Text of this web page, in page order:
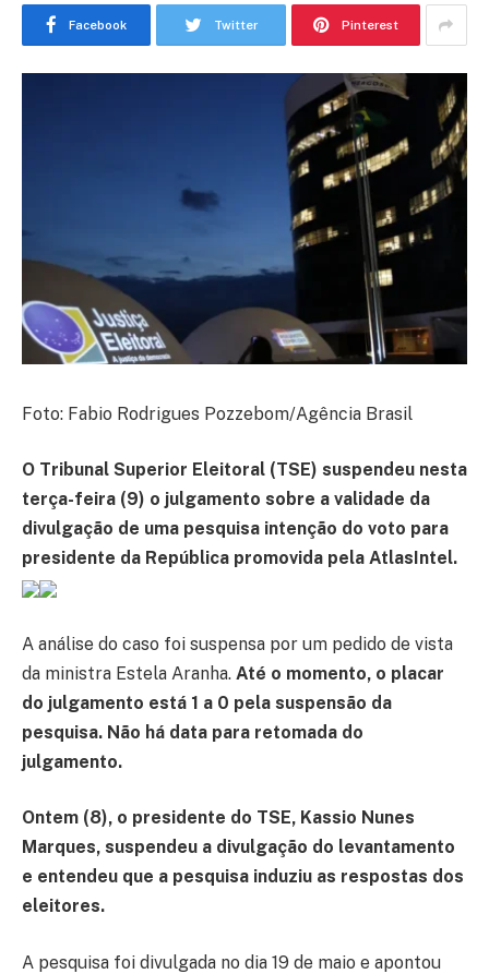
Facebook Twitter Pinterest
Foto: Fabio Rodrigues Pozzebom/Agência Brasil
O Tribunal Superior Eleitoral (TSE) suspendeu nesta
terça-feira (9) o julgamento sobre a validade da
divulgação de uma pesquisa intenção do voto para
presidente da República promovida pela AtlasIntel.
A análise do caso foi suspensa por um pedido de vista
da ministra Estela Aranha. Até o momento, o placar
do julgamento está 1 a 0 pela suspensão da
pesquisa. Não há data para retomada do
julgamento.
Ontem (8), o presidente do TSE, Kassio Nunes
Marques, suspendeu a divulgação do levantamento
e entendeu que a pesquisa induziu as respostas dos
eleitores.
A pesquisa foi divulgada no dia 19 de maio e apontou